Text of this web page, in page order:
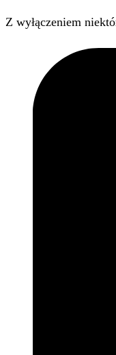
Z wyłączeniem